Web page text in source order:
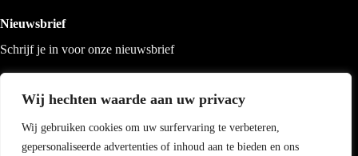
Wij hechten waarde aan uw privacy
Wij gebruiken cookies om uw surfervaring te verbeteren,
gepersonaliseerde advertenties of inhoud aan te bieden en ons
Nieuwsbrief
Schrijf je in voor onze nieuwsbrief